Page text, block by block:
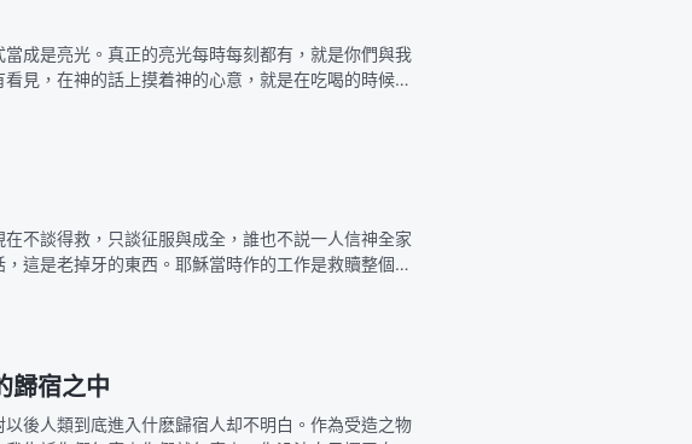
成是亮光。真正的亮光每時每刻都有，就是你們與我
見，在神的話上摸着神的心意，就是在吃喝的時候，
不談得救，只談征服與成全，誰也不説一人信神全家
這是老掉牙的東西。耶穌當時作的工作是救贖整個人
歸宿之中
後人類到底進入什麽歸宿人却不明白。作為受造之物